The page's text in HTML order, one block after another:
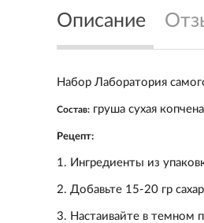
Описание
Набор Лаборатория
Состав: груша сухая
Рецепт:
1. Ингредиенты из
2. Добавьте 15-20 гр
3. Настаивайте в темном